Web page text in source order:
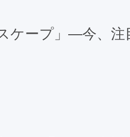
ケープ」―今、